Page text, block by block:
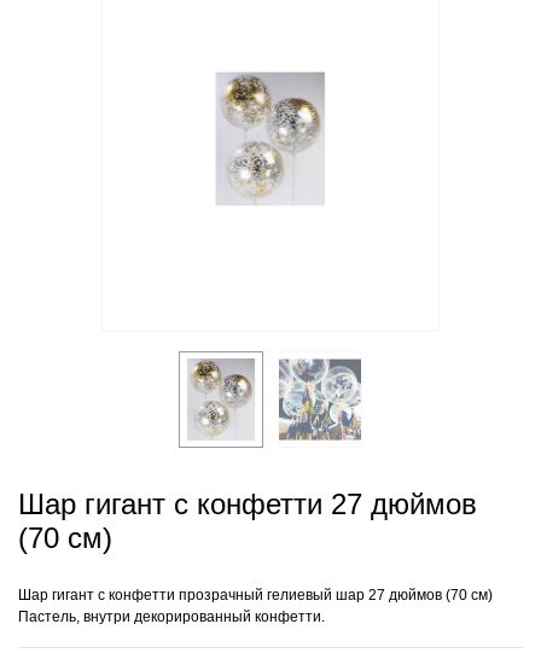
Шар гигант с конфетти 27 дюймов
(70 см)
Шар гигант с конфетти прозрачный гелиевый шар 27 дюймов (70 см)
Пастель, внутри декорированный конфетти.